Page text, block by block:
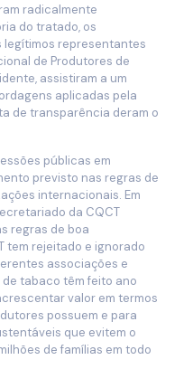
radicalmente
do tratado, os
legítimos representantes
de Produtores de
assistiram a um
aplicadas pela
de transparência deram o
públicas em
previsto nas regras de
internacionais. Em
da CQCT
regras de boa
tem rejeitado e ignorado
associações e
tabaco têm feito ano
valor em termos
possuem e para
que evitem o
de famílias em todo